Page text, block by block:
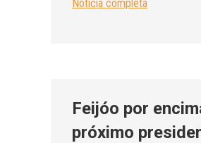
Noticia completa
Feijóo por
próximo